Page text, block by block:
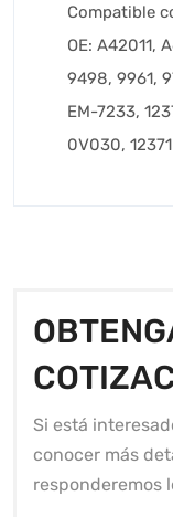
Compatible
OE: A42011,
9498, 9961,
EM-7233,
0V030,
Si está
conocer más
responderemos